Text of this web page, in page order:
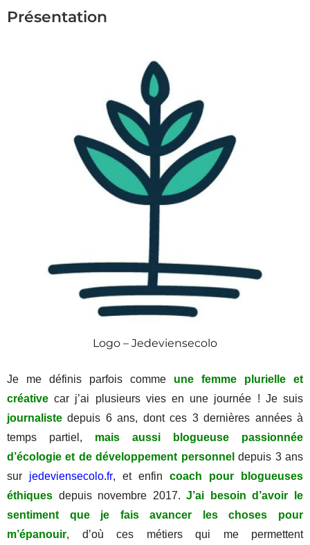
Présentation
Logo – Jedeviensecolo
Je me définis parfois comme une femme plurielle et
créative car j’ai plusieurs vies en une journée ! Je suis
journaliste depuis 6 ans, dont ces 3 dernières années à
temps partiel, mais aussi blogueuse passionnée
d’écologie et de développement personnel depuis 3 ans
sur
jedeviensecolo.fr, et enfin coach pour blogueuses
éthiques depuis novembre 2017.J’ai besoin d’avoir le
sentiment que je fais avancer les choses pour
m’épanouir, d’où ces métiers qui me permettent